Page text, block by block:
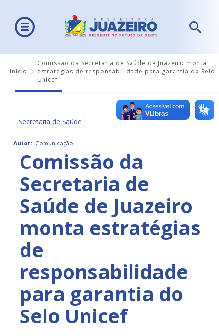
Início
Comissão da Secretaria de Saúde de Juazeiro monta
estratégias de responsabilidade para garantia do Selo
Unicef
Secretaria de Saúde
Autor: Comunicação
Comissão da
Secretaria de
Saúde de Juazeiro
monta estratégias
de
responsabilidade
para garantia do
Selo Unicef